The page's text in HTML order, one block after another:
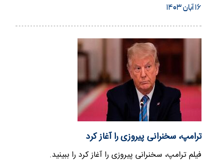
۱۶ آبان ۱۴۰۳
ترامپ، سخنرانی پیروزی را آغاز کرد
فیلم ترامپ، سخنرانی پیروزی را آغاز کرد را ببینید.